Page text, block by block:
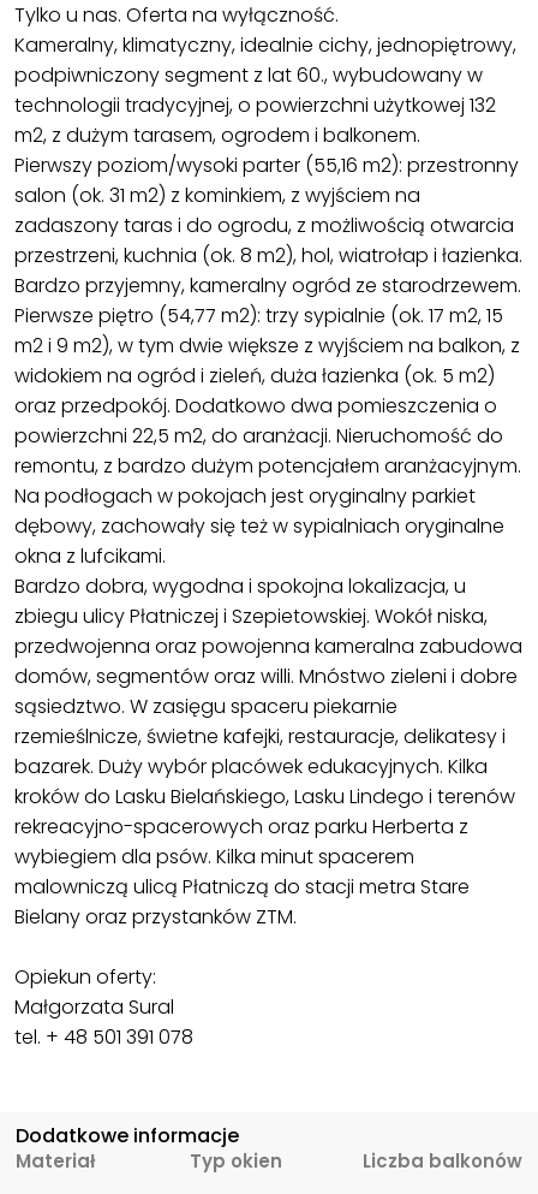
Tylko u nas. Oferta na wyłączność.
Kameralny, klimatyczny, idealnie cichy, jednopiętrowy,
podpiwniczony segment z lat 60., wybudowany w
technologii tradycyjnej, o powierzchni użytkowej 132
m2, z dużym tarasem, ogrodem i balkonem.
Pierwszy poziom/wysoki parter (55,16 m2): przestronny
salon (ok. 31 m2) z kominkiem, z wyjściem na
zadaszony taras i do ogrodu, z możliwością otwarcia
przestrzeni, kuchnia (ok. 8 m2), hol, wiatrołap i łazienka.
Bardzo przyjemny, kameralny ogród ze starodrzewem.
Pierwsze piętro (54,77 m2): trzy sypialnie (ok. 17 m2, 15
m2 i 9 m2), w tym dwie większe z wyjściem na balkon, z
widokiem na ogród i zieleń, duża łazienka (ok. 5 m2)
oraz przedpokój. Dodatkowo dwa pomieszczenia o
powierzchni 22,5 m2, do aranżacji. Nieruchomość do
remontu, z bardzo dużym potencjałem aranżacyjnym.
Na podłogach w pokojach jest oryginalny parkiet
dębowy, zachowały się też w sypialniach oryginalne
okna z lufcikami.
Bardzo dobra, wygodna i spokojna lokalizacja, u
zbiegu ulicy Płatniczej i Szepietowskiej. Wokół niska,
przedwojenna oraz powojenna kameralna zabudowa
domów, segmentów oraz willi. Mnóstwo zieleni i dobre
sąsiedztwo. W zasięgu spaceru piekarnie
rzemieślnicze, świetne kafejki, restauracje, delikatesy i
bazarek. Duży wybór placówek edukacyjnych. Kilka
kroków do Lasku Bielańskiego, Lasku Lindego i terenów
rekreacyjno-spacerowych oraz parku Herberta z
wybiegiem dla psów. Kilka minut spacerem
malowniczą ulicą Płatniczą do stacji metra Stare
Bielany oraz przystanków ZTM.
Opiekun oferty:
Małgorzata Sural
tel. + 48 501 391 078
Dodatkowe informacje
Materiał
Typ okien
Liczba balkonów